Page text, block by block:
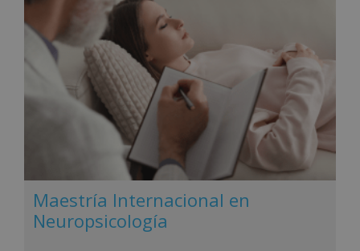
Maestría Internacional en
Neuropsicología